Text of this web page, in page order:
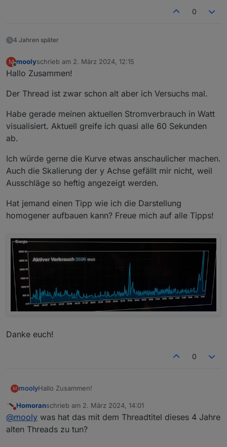
0
4 Jahren später
M
Offline
moolyschrieb am 2. März 2024, 12:15
zuletzt editiert von
Hallo Zusammen!
Der Thread ist zwar schon alt aber ich Versuchs mal.
Habe gerade meinen aktuellen Stromverbrauch in Watt
visualisiert. Aktuell greife ich quasi alle 60 Sekunden
ab.
Ich würde gerne die Kurve etwas anschaulicher machen.
Auch die Skalierung der y Achse gefällt mir nicht, weil
Ausschläge so heftig angezeigt werden.
Hat jemand einen Tipp wie ich die Darstellung
homogener aufbauen kann? Freue mich auf alle Tipps!
Danke euch!
0
M moolyHallo Zusammen!
Der Thread ist zwar schon alt aber ich Versuchs mal.
Habe gerade meinen aktuellen Stromverbrauch in Watt
Nicht stören
Homoranschrieb am 2. März 2024, 14:01
zuletzt editiert von
@mooly was hat das mit dem Threadtitel dieses 4 Jahre
alten Threads zu tun?